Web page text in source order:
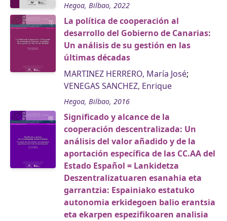
Hegoa, Bilbao, 2022
La política de cooperación al
desarrollo del Gobierno de Canarias:
Un análisis de su gestión en las
últimas décadas
MARTINEZ HERRERO, María José;
VENEGAS SANCHEZ, Enrique
Hegoa, Bilbao, 2016
Significado y alcance de la
cooperación descentralizada: Un
análisis del valor añadido y de la
aportación específica de las CC.AA del
Estado Español = Lankidetza
Deszentralizatuaren esanahia eta
garrantzia: Espainiako estatuko
autonomia erkidegoen balio erantsia
eta ekarpen espezifikoaren analisia